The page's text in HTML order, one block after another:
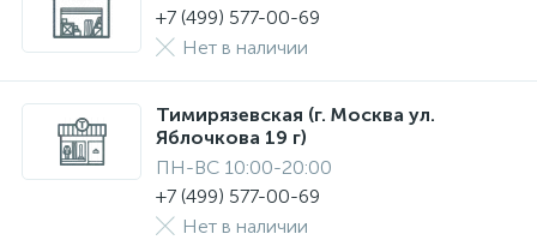
+7 (499) 577-00-69
Нет в наличии
Тимирязевская (г. Москва ул.
Яблочкова 19 г)
ПН-ВС 10:00-20:00
+7 (499) 577-00-69
Нет в наличии